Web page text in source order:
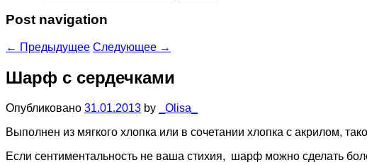
Post navigation
← Предыдущее Следующее →
Шарф с сердечками
Опубликовано 31.01.2013 by
_Olisa_
Выполнен из мягкого хлопка или в сочетании хлопка с акрилом,
Если сентиментальность не ваша стихия, шарф можно сделать